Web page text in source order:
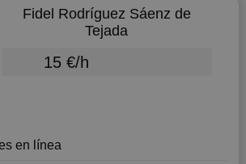
Fidel Rodríguez Sáenz de
Tejada
15 €/h
en línea